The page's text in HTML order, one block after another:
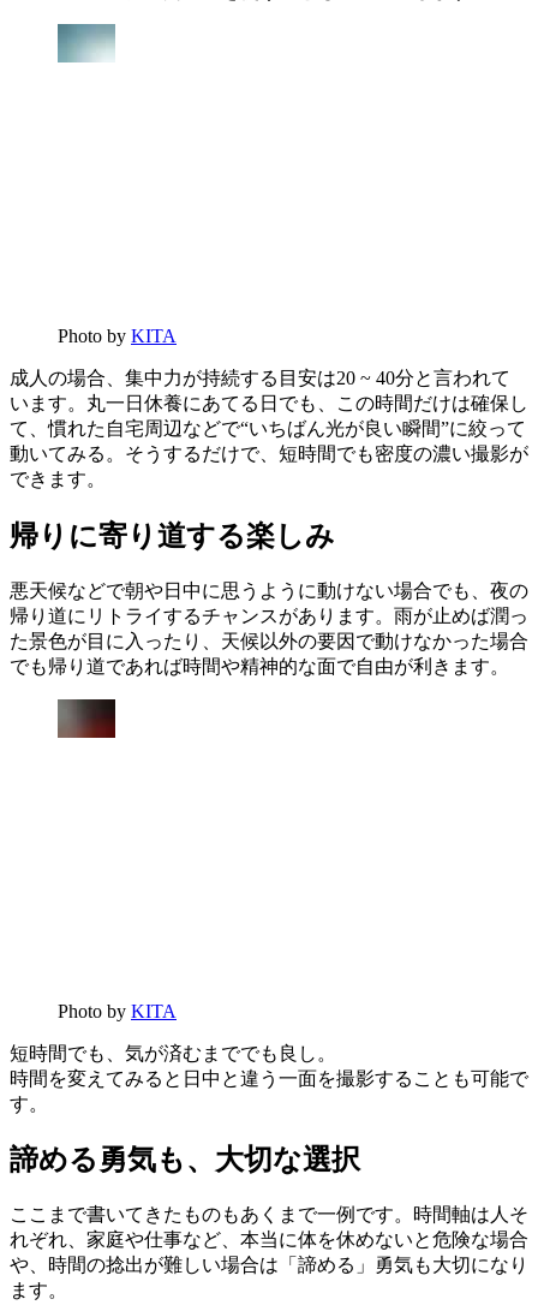
Photo by KITA
成人の場合、集中力が持続する目安は20 ~ 40分と言われて
います。丸一日休養にあてる日でも、この時間だけは確保し
て、慣れた自宅周辺などで“いちばん光が良い瞬間”に絞って
動いてみる。そうするだけで、短時間でも密度の濃い撮影が
できます。
帰りに寄り道する楽しみ
悪天候などで朝や日中に思うように動けない場合でも、夜の
帰り道にリトライするチャンスがあります。雨が止めば潤っ
た景色が目に入ったり、天候以外の要因で動けなかった場合
でも帰り道であれば時間や精神的な面で自由が利きます。
Photo by KITA
短時間でも、気が済むまででも良し。
時間を変えてみると日中と違う一面を撮影することも可能で
す。
諦める勇気も、大切な選択
ここまで書いてきたものもあくまで一例です。時間軸は人そ
れぞれ、家庭や仕事など、本当に体を休めないと危険な場合
や、時間の捻出が難しい場合は「諦める」勇気も大切になり
ます。